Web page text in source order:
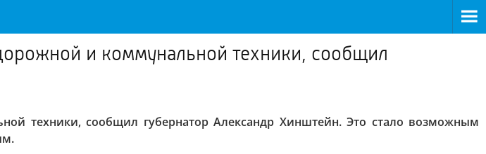
и коммунальной техники, сообщил
техники, сообщил губернатор Александр Хинштейн. Это стало возможным